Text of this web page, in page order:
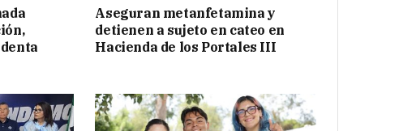
Aseguran metanfetamina y
detienen a sujeto en cateo en
Hacienda de los Portales III